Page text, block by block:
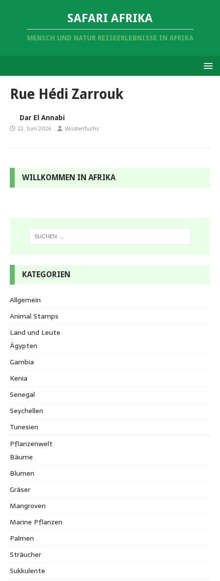
SAFARI AFRIKA
MENSCH UND NATUR REISEERLEBNISSE IN AFRIKA
Rue Hédi Zarrouk
Dar El Annabi
22. Juni 2026 Wüstenfuchs
WILLKOMMEN IN AFRIKA
KATEGORIEN
Allgemein
Animal Stamps
Land und Leute
Ägypten
Gambia
Kenia
Senegal
Seychellen
Tunesien
Pflanzenwelt
Bäume
Blumen
Gräser
Mangroven
Marine Pflanzen
Palmen
Sträucher
Sukkulente